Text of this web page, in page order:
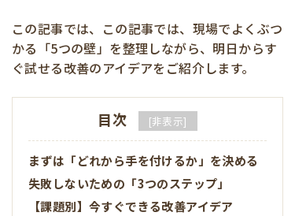
この記事では、この記事では、現場でよくぶつ
かる「5つの壁」を整理しながら、明日からす
ぐ試せる改善のアイデアをご紹介します。
目次 [非表示]
まずは「どれから手を付けるか」を決める
失敗しないための「3つのステップ」
【課題別】今すぐできる改善アイデア